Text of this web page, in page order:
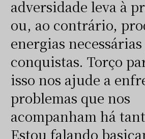
adversidade leva à
ou, ao contrário,
energias
conquistas. Torço
isso nos ajude a
problemas que nos
acompanham há
Estou falando